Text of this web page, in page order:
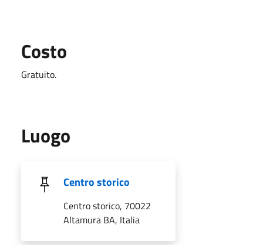
Costo
Gratuito.
Luogo
Centro storico
Centro storico, 70022
Altamura BA, Italia